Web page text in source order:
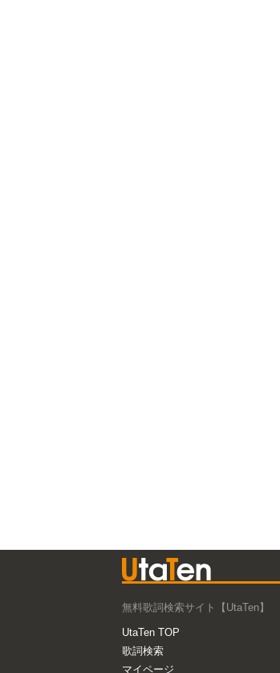
無料歌詞検索サイト【UtaTen】
UtaTen TOP
歌詞検索
マイページ